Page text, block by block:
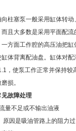
柱塞泵一般采用缸体转
且大多数是采用平面配
方面工作腔的高压油把
体背离配油盘。缸体对
，使泵工作正常并保持
损。
故障处理
量不足或不输出油液
原因是吸油管路上的阻力